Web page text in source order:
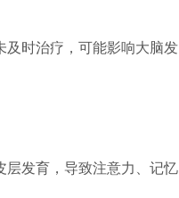
及时治疗，可能影响大脑发
层发育，导致注意力、记忆